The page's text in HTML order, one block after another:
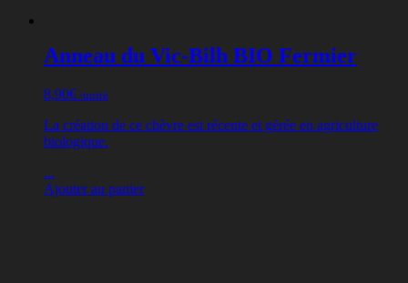
Anneau du Vic-Bilh BIO Fermier
8,90€ /unité
La création de ce chèvre est récente et gérée en agriculture
biologique.
...
Ajouter au panier